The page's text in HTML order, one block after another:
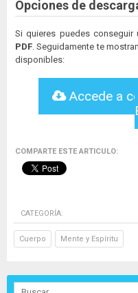
Opciones de
Si quieres puedes
PDF . Seguidamente te
disponibles:
Accede a
COMPARTE ESTE ARTICULO:
CATEGORÍA:
Cuerpo Mente y Espíritu